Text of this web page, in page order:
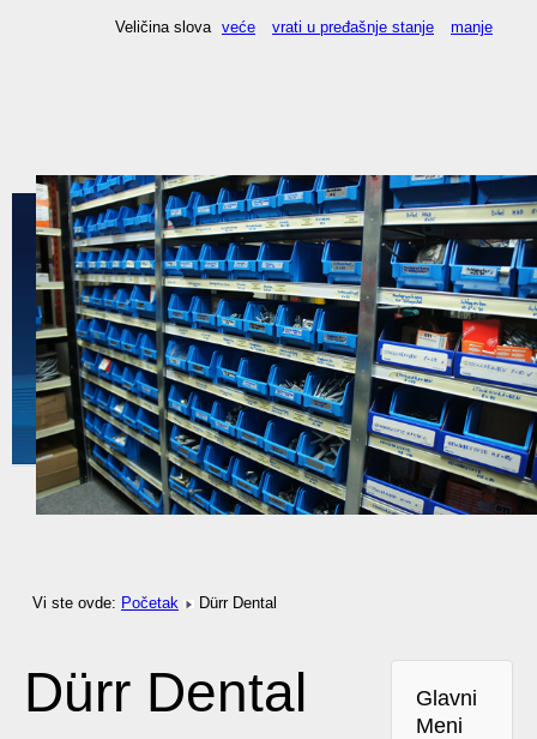
Veličina slova veće vrati u pređašnje stanje manje
Vi ste ovde: Početak Dürr Dental
Dürr Dental
Glavni
Meni